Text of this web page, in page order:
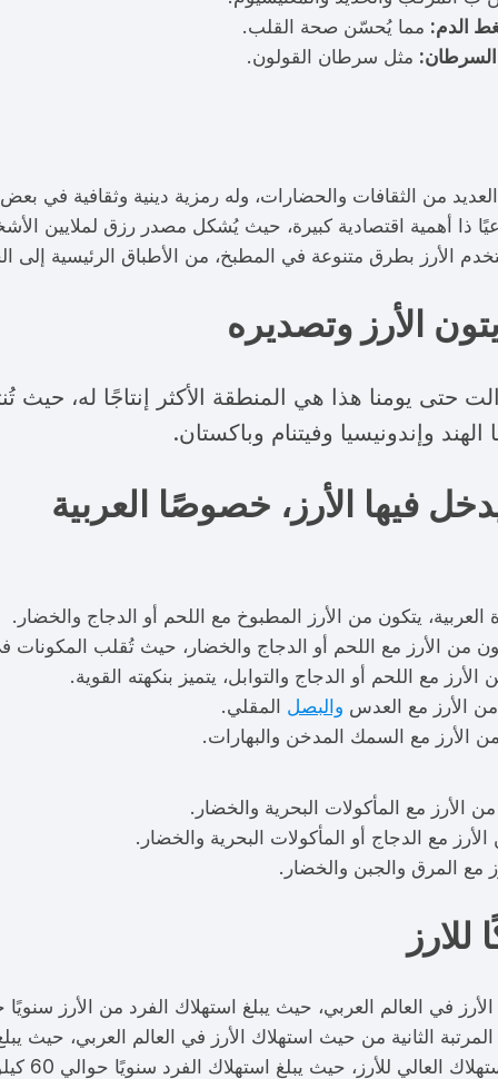
الدم: مما يُحسّن صحة القلب.
السرطان: مثل سرطان القولون.
من الثقافات والحضارات، وله رمزية دينية وثقافية في
ذا أهمية اقتصادية كبيرة، حيث يُشكل مصدر رزق لملايين
الأرز بطرق متنوعة في المطبخ، من الأطباق الرئيسية
الأرز وتصديره
وإندونيسيا وفيتنام وباكستان.
فيها الأرز، خصوصًا العربية
يتكون من الأرز المطبوخ مع اللحم أو الدجاج والخضار.
الأرز مع اللحم أو الدجاج والخضار، حيث تُقلب المكونات
مع اللحم أو الدجاج والتوابل، يتميز بنكهته القوية.
الأرز مع العدس والبصل المقلي.
الأرز مع السمك المدخن والبهارات.
الأرز مع المأكولات البحرية والخضار.
مع الدجاج أو المأكولات البحرية والخضار.
مع المرق والجبن والخضار.
للارز
العالم العربي، حيث يبلغ استهلاك الفرد من الأرز سنويًا حوالي 100
الثانية من حيث استهلاك الأرز في العالم العربي، حيث يبلغ
للأرز، حيث يبلغ استهلاك الفرد سنويًا حوالي 60 كيلوغرام.